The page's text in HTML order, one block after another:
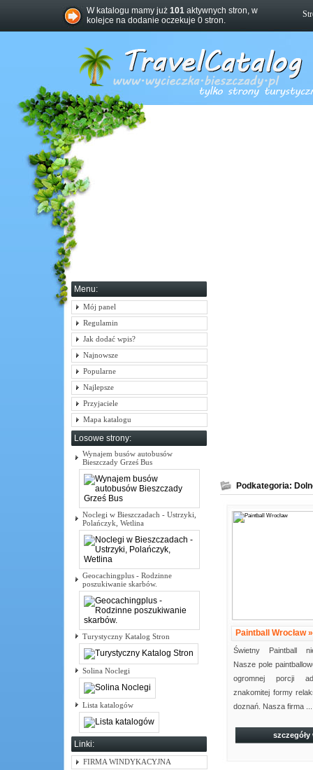
W katalogu mamy już 101 aktywnych stron, w
kolejce na dodanie oczekuje 0 stron.
Menu:
Mój panel
Regulamin
Jak dodać wpis?
Najnowsze
Popularne
Najlepsze
Przyjaciele
Mapa katalogu
Losowe strony:
Wynajem busów autobusów
Bieszczady Grześ Bus
Noclegi w Bieszczadach - Ustrzyki,
Polańczyk, Wetlina
Geocachingplus - Rodzinne
poszukiwanie skarbów.
Turystyczny Katalog Stron
Solina Noclegi
Lista katalogów
Linki:
FIRMA WINDYKACYJNA
Podkategoria:
Paintball Wrocław »
Świetny Paintball
Nasze pole
ogromnej porcji
znakomitej formy
doznań. Nasza firma ...